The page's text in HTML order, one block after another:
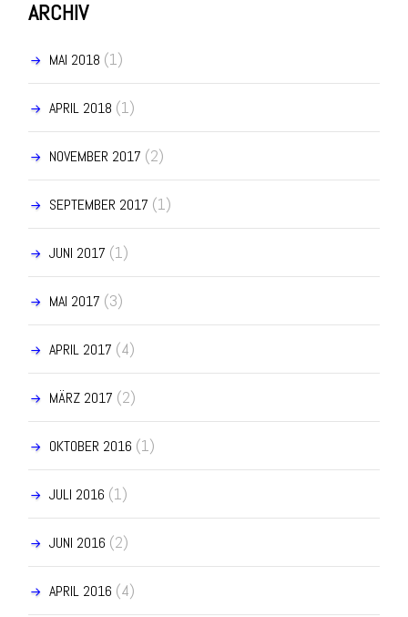
ARCHIV
MAI 2018 (1)
APRIL 2018 (1)
NOVEMBER 2017 (2)
SEPTEMBER 2017 (1)
JUNI 2017 (1)
MAI 2017 (3)
APRIL 2017 (4)
MÄRZ 2017 (2)
OKTOBER 2016 (1)
JULI 2016 (1)
JUNI 2016 (2)
APRIL 2016 (4)